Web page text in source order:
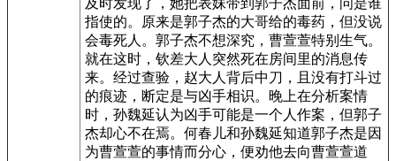
指使的。原来是郭子杰的大哥给的毒药，但没说
会毒死人。郭子杰不想深究，曹萱萱特别生气。
就在这时，钦差大人突然死在房间里的消息传
来。经过查验，赵大人背后中刀，且没有打斗过
的痕迹，断定是与凶手相识。晚上在分析案情
时，孙魏延认为凶手可能是一个人作案，但郭子
杰却心不在焉。何春儿和孙魏延知道郭子杰是因
为曹萱萱的事情而分心，便劝他去向曹萱萱道